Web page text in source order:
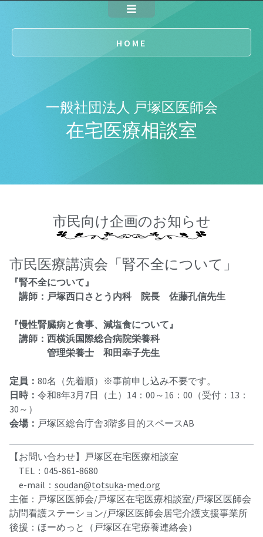
HOME
一般社団法人 戸塚区医師会
在宅医療相談室
市民向け企画のお知らせ
市民医療講演会「腎不全について」
『腎不全について』
講師：戸塚西口さとう内科 院長 佐藤孔信先生
『慢性腎臓病と食事、減塩食について』
講師：西横浜国際総合病院栄養科
管理栄養士 和田幸子先生
定員： 80名（先着順）※事前申し込み不要です。
日時： 令和8年3月7日（土）14：00～16：00（受付：13：
30～）
会場： 戸塚区総合庁舎3階多目的スペースAB
【お問い合わせ】戸塚区在宅医療相談室
TEL：045-861-8680
e-mail： soudan@totsuka-med.org
主催：戸塚区医師会/戸塚区在宅医療相談室/戸塚区医師会
訪問看護ステーション/戸塚区医師会居宅介護支援事業所
後援：ほーめっと（戸塚区在宅療養連絡会）